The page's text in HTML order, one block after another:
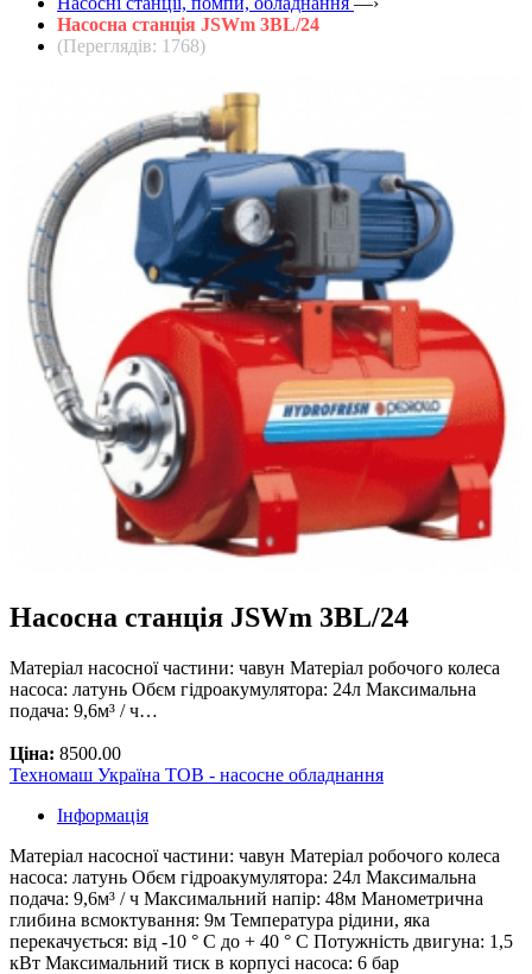
Насосна станція JSWm 3ВL/24
(Переглядів: 1768)
Насосна станція JSWm 3ВL/24
Матеріал насосної частини: чавун Матеріал робочого колеса
насоса: латунь Обєм гідроакумулятора: 24л Максимальна
подача: 9,6м³ / ч…
Ціна: 8500.00
Техномаш Україна ТОВ - насосне обладнання
Інформація
Матеріал насосної частини: чавун Матеріал робочого колеса
насоса: латунь Обєм гідроакумулятора: 24л Максимальна
подача: 9,6м³ / ч Максимальний напір: 48м Манометрична
глибина всмоктування: 9м Температура рідини, яка
перекачується: від -10 ° С до + 40 ° С Потужність двигуна: 1,5
кВт Максимальний тиск в корпусі насоса: 6 бар